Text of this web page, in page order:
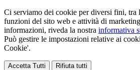
Ci serviamo dei cookie per diversi fini, tra
funzioni del sito web e attività di
informazioni, riveda la nostra informativa
Può gestire le impostazioni relative ai
Cookie'.
Accetta Tutti Rifiuta tutti